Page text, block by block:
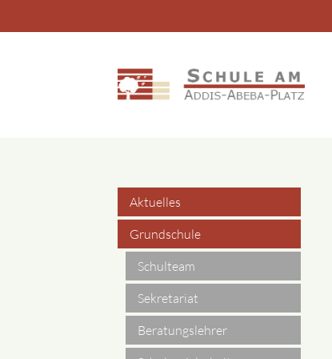
Navigation
überspringen
Aktuelles
Grundschule
Schulteam
Sekretariat
Beratungslehrer